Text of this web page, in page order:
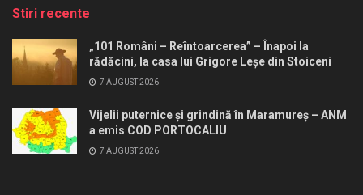
Stiri recente
„101 Români – Reîntoarcerea” – Înapoi la
rădăcini, la casa lui Grigore Leșe din Stoiceni
7 AUGUST 2026
Vijelii puternice și grindină în Maramureș – ANM
a emis COD PORTOCALIU
7 AUGUST 2026